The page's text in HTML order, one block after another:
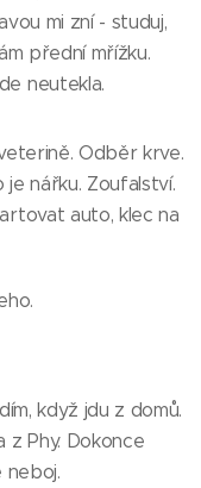
mi zní - studuj,
přední mřížku.
neutekla.
Odběr krve.
je nářku. Zoufalství.
auto, klec na
když jdu z domů.
z Phy. Dokonce
neboj.